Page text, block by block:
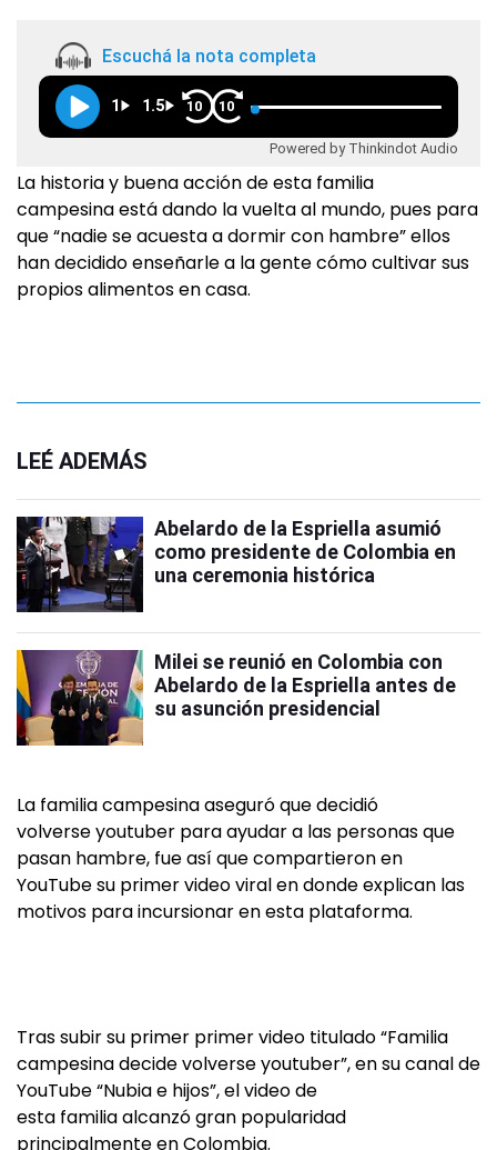
Escuchá la nota completa
1 1.5 10 10
Powered by Thinkindot Audio
La historia y buena acción de esta familia
campesina está dando la vuelta al mundo, pues para
que “nadie se acuesta a dormir con hambre” ellos
han decidido enseñarle a la gente cómo cultivar sus
propios alimentos en casa.
LEÉ ADEMÁS
Abelardo de la Espriella asumió
como presidente de Colombia en
una ceremonia histórica
Milei se reunió en Colombia con
Abelardo de la Espriella antes de
su asunción presidencial
La familia campesina aseguró que decidió
volverse youtuber para ayudar a las personas que
pasan hambre, fue así que compartieron en
YouTube su primer video viral en donde explican las
motivos para incursionar en esta plataforma.
Tras subir su primer primer video titulado “Familia
campesina decide volverse youtuber”, en su canal de
YouTube “Nubia e hijos”, el video de
esta familia alcanzó gran popularidad
principalmente en Colombia.